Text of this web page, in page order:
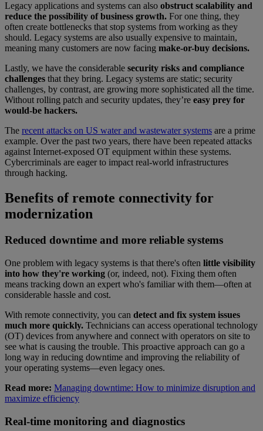
Legacy applications and systems can also obstruct scalability and
reduce the possibility of business growth. For one thing, they
often create bottlenecks that stop systems from working as they
should. Legacy systems are also usually expensive to maintain,
meaning many customers are now facing make-or-buy decisions.
Lastly, we have the considerable security risks and compliance
challenges that they bring. Legacy systems are static; security
challenges, by contrast, are growing more sophisticated all the time.
Without rolling patch and security updates, they’re easy prey for
would-be hackers.
The recent attacks on US water and wastewater systems are a prime
example. Over the past two years, there have been repeated attacks
against Internet-exposed OT equipment within these systems.
Cybercriminals are eager to impact real-world infrastructures
through hacking.
Benefits of remote connectivity for
modernization
Reduced downtime and more reliable systems
One problem with legacy systems is that there's often little visibility
into how they're working (or, indeed, not). Fixing them often
means tracking down an expert who's familiar with them—often at
considerable hassle and cost.
With remote connectivity, you can detect and fix system issues
much more quickly. Technicians can access operational technology
(OT) devices from anywhere and connect with operators on site to
see what is causing the trouble. This proactive approach can go a
long way in reducing downtime and improving the reliability of
your operating systems—even legacy ones.
Read more: Managing downtime: How to minimize disruption and
maximize efficiency
Real-time monitoring and diagnostics